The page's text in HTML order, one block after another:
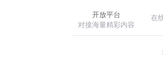
开放平台
对接海量精彩内容
在